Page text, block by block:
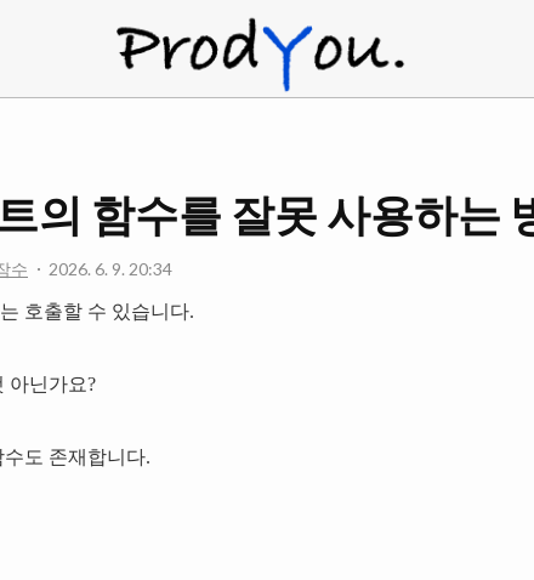
ProdYou
의 함수를 잘못 사용하는
수 2026. 6. 9. 20:34
호출할 수 있습니다.
아닌가요?
도 존재합니다.